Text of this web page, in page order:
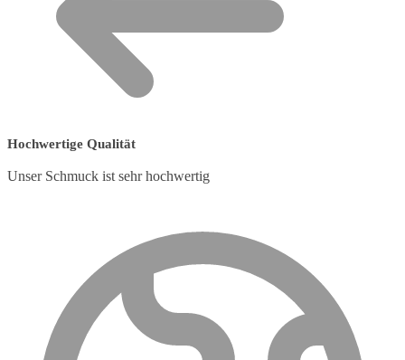
Hochwertige Qualität
Unser Schmuck ist sehr hochwertig